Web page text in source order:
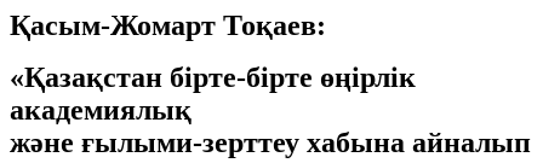
Қасым-Жомарт Тоқаев:
«Қазақстан бірте-бірте өңірлік
академиялық
және ғылыми-зерттеу хабына айналып